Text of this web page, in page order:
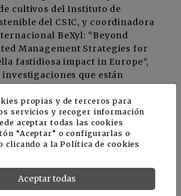
cultivos del Instituto de
del CSIC, y coordinadora
BeXyl: “Beyond
Management Strategies for
fastidiosa impact in Europe”,
investigaciones que están
capaz de convertir una
vegetal. VerAQUÍ.
propias y de terceros para
servicios y recoger información
aceptar todas las cookies
“Aceptar” o configurarlas o
clicando a laPolítica de cookies
Aceptar todas